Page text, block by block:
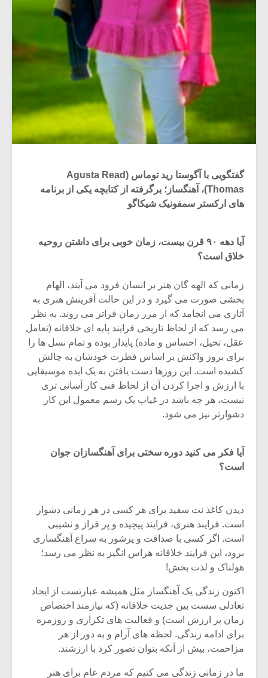
گفتگویی با آگوستا رید توماس (Agusta Read
Thomas)، آهنگساز؛ برگرفته از کتابچه یکی از برنامه
های ارکستر سمفونیک شیکاگو
آیا دهه ۹۰ قرن بیست، زمان خوبی برای داشتن روحیه
خلاق است؟
زمانی که الهه گان هنر بر انسان فرود می آیند، الهام
بخشی صورت می گیرد و در این حالت آفرینش هنری به
آثاری می انجامد که از مرز زمان فراتر می روند. به نظر
می رسد که از لحاظ تاریخی فرایند پایه ای خلاقانه (تعامل
عقل، تخیل، احساس و ماده) پایدار بوده و تمام نسل ها را
برای بروز واکنش بر اساس فطرت خودشان به چالش
کشیده است. این روزها دست یافتن به یک ایده موسیقایی
با ارزش و اجرا کردن آن از لحاظ فنی کار آسانی تری
نیست، هر چه باشد در غیاب یک رسم معمول این کار
دشوارتر نیز می شود.
آیا فکر می کنید دوره سختی برای آهنگسازان جوان
است؟
دیدن کاغذ نت سفید برای هر کسی در هر زمانی دشوار
است. فرایند هنری، فرایند پیچیده و پر فراز و نشیبی
است. اگر کسی با صداقت و پرشور به سراغ آهنگسازی
برود، این فرایند خلاقانه هراس انگیز به نظر می رسد؛
هولناک و لذت بخش!
اکنون زندگی یک آهنگساز مثل همیشه عبارتست از ایجاد
تعادلی سست بین جدیت خلاقانه (که نیازمند اختصاص
زمان پر ارزش است) و فعالیت های تکراری و روزمره
برای ادامه زندگی. لحظه های آرام و به دور از هر
مزاحمت، بیش از آنکه بتوان تصور کرد با ارزشند.
ما در زمانی زندگی می کنیم که مردم عام برای هنر
میکلوش روژا
یادداشتی بر موسیقی
شیش و نیم»
اگر نمی توانی
موریس ژار